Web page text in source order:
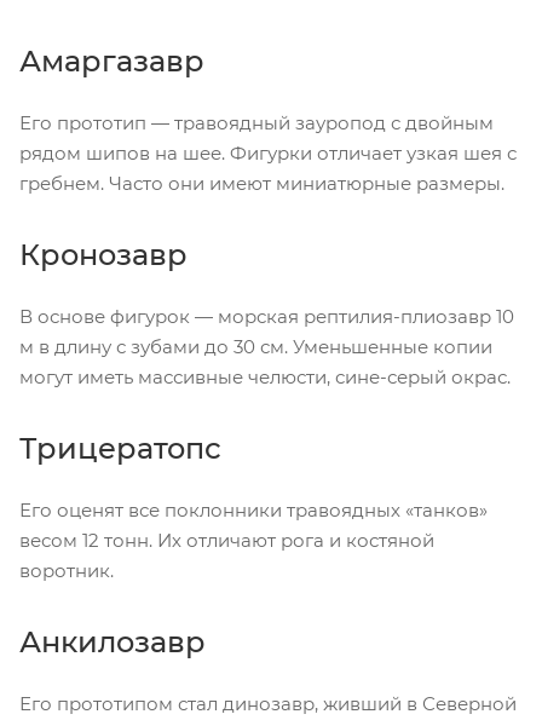
Амаргазавр
Его прототип — травоядный зауропод с двойным
рядом шипов на шее. Фигурки отличает узкая шея с
гребнем. Часто они имеют миниатюрные размеры.
Кронозавр
В основе фигурок — морская рептилия-плиозавр 10
м в длину с зубами до 30 см. Уменьшенные копии
могут иметь массивные челюсти, сине-серый окрас.
Трицератопс
Его оценят все поклонники травоядных «танков»
весом 12 тонн. Их отличают рога и костяной
воротник.
Анкилозавр
Его прототипом стал динозавр, живший в Северной